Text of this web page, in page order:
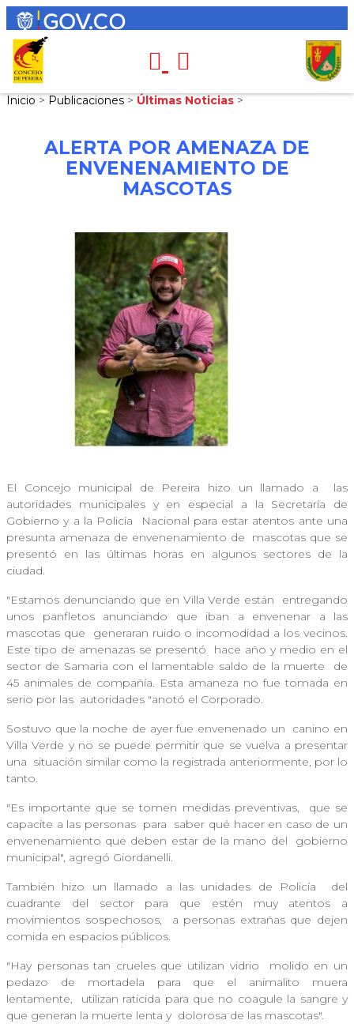
Inicio > Publicaciones > Últimas Noticias >
ALERTA POR AMENAZA DE
ENVENENAMIENTO DE
MASCOTAS
El Concejo municipal de Pereira hizo un llamado a
las
autoridades municipales y en especial a la Secretaría de
Gobierno y a la Policía
Nacional para estar atentos ante una
presunta amenaza de envenenamiento de
mascotas que se
presentó en las últimas horas en algunos sectores de la
ciudad.
"Estamos denunciando que en Villa Verde están
entregando
unos panfletos anunciando que iban a envenenar a las
mascotas que
generaran ruido o incomodidad a los vecinos.
Este tipo de amenazas se presentó
hace año y medio en el
sector de Samaria con el lamentable saldo de la muerte
de
45 animales de compañía. Esta amaneza no fue tomada en
serio por las autoridades "anotó el Corporado.
Sostuvo que la noche de ayer fue envenenado un
canino en
Villa Verde y no se puede permitir que se vuelva a presentar
una situación similar como la registrada anteriormente, por lo
tanto.
"Es importante que se tomen medidas preventivas,
que se
capacite a las personas para
saber qué hacer en caso de un
envenenamiento que deben estar de la mano del
gobierno
municipal", agregó Giordanelli.
También hizo un llamado a las unidades de Policía
del
cuadrante del sector para que estén muy atentos a
movimientos sospechosos,
a personas extrañas que dejen
comida en espacios públicos.
"Hay personas tan crueles que utilizan vidrio
molido en un
pedazo de mortadela para que el animalito muera
lentamente,
utilizan raticida para que no coagule la sangre y
que generan la muerte lenta y dolorosa de las mascotas".